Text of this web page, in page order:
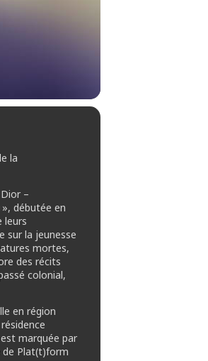
la
–
débutée en
leurs
sur la jeunesse
mortes,
des récits
colonial,
en région
marquée par
de Plat(t)form